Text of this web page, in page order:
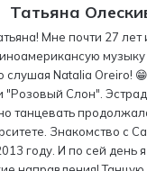
Татьяна
Мне почти 27
слушая Natalia Oreiro!
"Розовый Слон".
танцевать
Знакомство с
году. И по сей день